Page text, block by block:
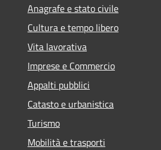
Anagrafe e stato civile
Cultura e tempo libero
Vita lavorativa
Imprese e Commercio
Appalti pubblici
Catasto e urbanistica
Turismo
Mobilità e trasporti